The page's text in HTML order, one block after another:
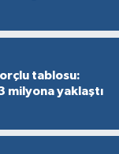
tablosu:
milyona yaklaştı